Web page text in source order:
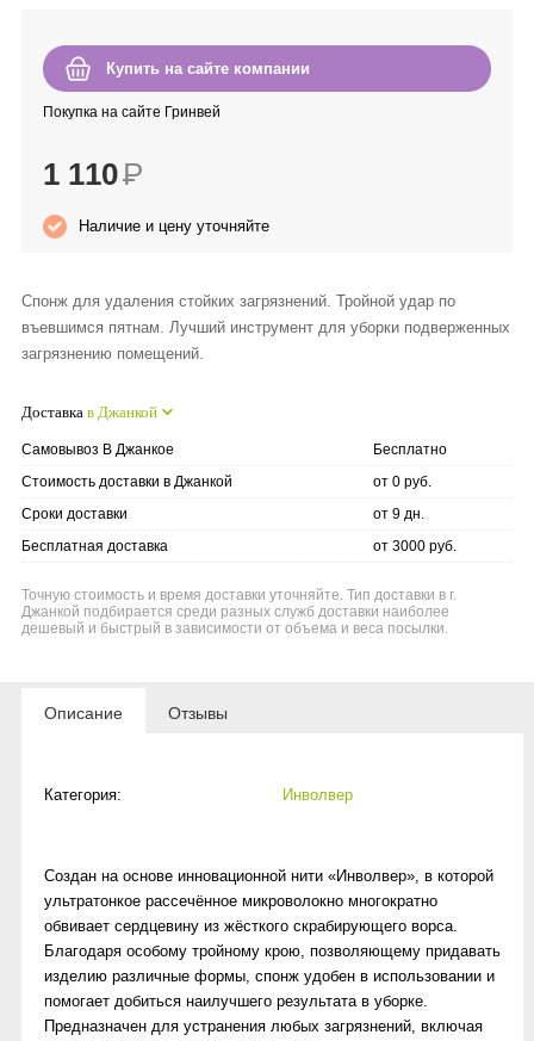
Intilia
Enjoy Care
Купить на сайте компании
Покупка на сайте Гринвей
1 110Р
Наличие и цену уточняйте
Спонж для удаления стойких загрязнений. Тройной удар по
въевшимся пятнам. Лучший инструмент для уборки подверженных
загрязнению помещений.
Доставка в Джанкой
Самовывоз В Джанкое
Бесплатно
Стоимость доставки в Джанкой
от 0 руб.
Сроки доставки
от 9 дн.
Бесплатная доставка
от 3000 руб.
Точную стоимость и время доставки уточняйте. Тип доставки в г.
Джанкой подбирается среди разных служб доставки наиболее
дешевый и быстрый в зависимости от объема и веса посылки.
Описание Отзывы
Категория: Инволвер
Создан на основе инновационной нити «Инволвер», в которой
ультратонкое рассечённое микроволокно многократно
обвивает сердцевину из жёсткого скрабирующего ворса.
Благодаря особому тройному крою, позволяющему придавать
изделию различные формы, спонж удобен в использовании и
помогает добиться наилучшего результата в уборке.
Предназначен для устранения любых загрязнений, включая